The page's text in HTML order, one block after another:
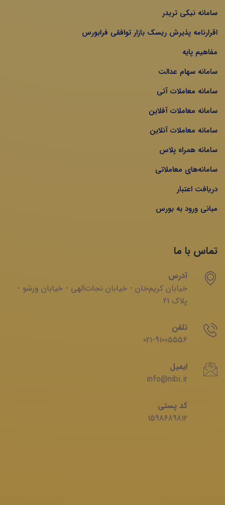
سامانه نیکی تریدر
اقرارنامه پذیرش ریسک بازار توافقی فرابورس
مفاهیم پایه
سامانه سهام عدالت
سامانه معاملات آتی
سامانه معاملات آفلاین
سامانه معاملات آنلاین
سامانه همراه پلاس
سامانه‌های معاملاتی
دریافت اعتبار
مبانی ورود به بورس
تماس با ما
آدرس
خیابان‌ کریم‌‌خان - خیابان ‌نجات‌الهی - خیابان ‌ورشو -
پلاک 21
تلفن
021-91005556
ایمیل
info@nibi.ir
کد پستی
1598689812